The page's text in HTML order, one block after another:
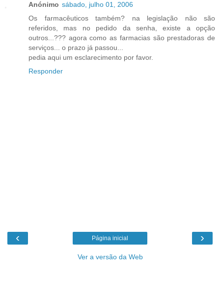
Anónimo sábado, julho 01, 2006
Os farmacêuticos também? na legislação não são
referidos, mas no pedido da senha, existe a opção
outros...??? agora como as farmacias são prestadoras de
serviços... o prazo já passou...
pedia aqui um esclarecimento por favor.
Responder
‹ ›
Página inicial
Ver a versão da Web